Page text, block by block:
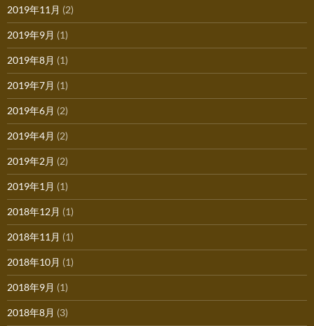
2019年11月 (2)
2019年9月 (1)
2019年8月 (1)
2019年7月 (1)
2019年6月 (2)
2019年4月 (2)
2019年2月 (2)
2019年1月 (1)
2018年12月 (1)
2018年11月 (1)
2018年10月 (1)
2018年9月 (1)
2018年8月 (3)